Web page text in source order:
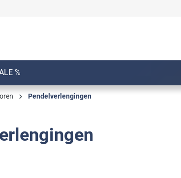
%
Pendelverlengingen